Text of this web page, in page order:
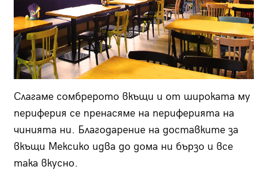
Слагаме сомбрерото вкъщи и от широката му
периферия се пренасяме на периферията на
чинията ни. Благодарение на доставките за
вкъщи Мексико идва до дома ни бързо и все
така вкусно.